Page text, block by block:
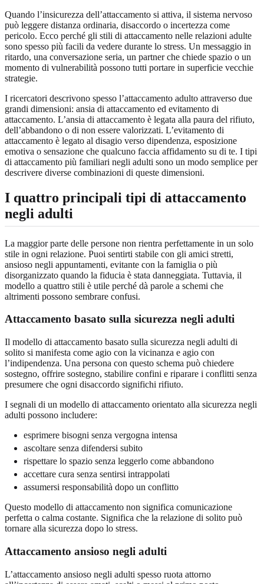
Quando l’insicurezza dell’attaccamento si attiva, il sistema nervoso
può leggere distanza ordinaria, disaccordo o incertezza come
pericolo. Ecco perché gli stili di attaccamento nelle relazioni adulte
sono spesso più facili da vedere durante lo stress. Un messaggio in
ritardo, una conversazione seria, un partner che chiede spazio o un
momento di vulnerabilità possono tutti portare in superficie vecchie
strategie.
I ricercatori descrivono spesso l’attaccamento adulto attraverso due
grandi dimensioni: ansia di attaccamento ed evitamento di
attaccamento. L’ansia di attaccamento è legata alla paura del rifiuto,
dell’abbandono o di non essere valorizzati. L’evitamento di
attaccamento è legato al disagio verso dipendenza, esposizione
emotiva o sensazione che qualcuno faccia affidamento su di te. I tipi
di attaccamento più familiari negli adulti sono un modo semplice per
descrivere diverse combinazioni di queste dimensioni.
I quattro principali tipi di attaccamento
negli adulti
La maggior parte delle persone non rientra perfettamente in un solo
stile in ogni relazione. Puoi sentirti stabile con gli amici stretti,
ansioso negli appuntamenti, evitante con la famiglia o più
disorganizzato quando la fiducia è stata danneggiata. Tuttavia, il
modello a quattro stili è utile perché dà parole a schemi che
altrimenti possono sembrare confusi.
Attaccamento basato sulla sicurezza negli adulti
Il modello di attaccamento basato sulla sicurezza negli adulti di
solito si manifesta come agio con la vicinanza e agio con
l’indipendenza. Una persona con questo schema può chiedere
sostegno, offrire sostegno, stabilire confini e riparare i conflitti senza
presumere che ogni disaccordo significhi rifiuto.
I segnali di un modello di attaccamento orientato alla sicurezza negli
adulti possono includere:
esprimere bisogni senza vergogna intensa
ascoltare senza difendersi subito
rispettare lo spazio senza leggerlo come abbandono
accettare cura senza sentirsi intrappolati
assumersi responsabilità dopo un conflitto
Questo modello di attaccamento non significa comunicazione
perfetta o calma costante. Significa che la relazione di solito può
tornare alla sicurezza dopo lo stress.
Attaccamento ansioso negli adulti
L’attaccamento ansioso negli adulti spesso ruota attorno